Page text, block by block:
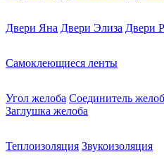
Двери Яна Двери Элиза Двери
Самоклеющиеся ленты
Угол желоба Соединитель
Заглушка желоба
Теплоизоляция Звукоизоляция